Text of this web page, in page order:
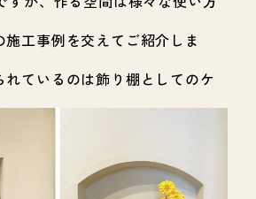
施工事例を交えてご紹介しま
れているのは飾り棚としてのケ